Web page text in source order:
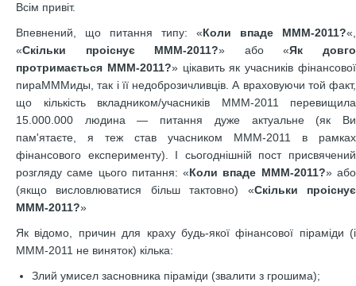
Всім привіт.
Впевнений, що питання типу: «Коли впаде МММ-2011?«,
«Скільки проіснує МММ-2011?» або «Як довго
протримається МММ-2011?» цікавить як учасників фінансової
пираМММиды, так і її недоброзичливців. А враховуючи той факт,
що кількість вкладником/учасників МММ-2011 перевищила
15.000.000 людина — питання дуже актуальне (як Ви
пам'ятаєте, я теж став учасником МММ-2011 в рамках
фінансового експерименту). І сьогоднішній пост присвячений
розгляду саме цього питання: «Коли впаде МММ-2011?» або
(якщо висловлюватися більш тактовно) «Скільки проіснує
МММ-2011?»
Як відомо, причин для краху будь-якої фінансової піраміди (і
МММ-2011 не виняток) кілька:
Злий умисел засновника піраміди (звалити з грошима);